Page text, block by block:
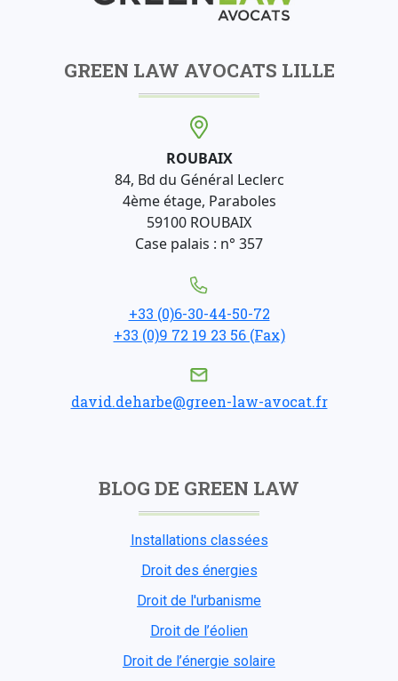
GREEN LAW AVOCATS LILLE
ROUBAIX
84, Bd du Général Leclerc
4ème étage, Paraboles
59100 ROUBAIX
Case palais : n° 357
+33 (0)6-30-44-50-72
+33 (0)9 72 19 23 56 (Fax)
david.deharbe@green-law-avocat.fr
BLOG DE GREEN LAW
Installations classées
Droit des énergies
Droit de l'urbanisme
Droit de l’éolien
Droit de l’énergie solaire